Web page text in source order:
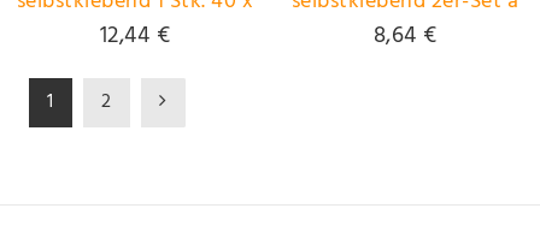
32 x 1 cm ~~~~~ schneller
Versand innerhalb 24
Stunden ~~~~~
12,44 € 40 x 14 x 1 cm ~~~~~
schneller Versand
8,64 €
1 2